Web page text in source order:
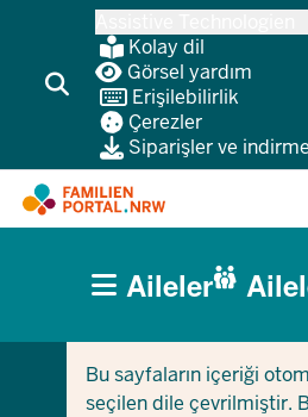
Kolay dil
Görsel yardım
Erişilebilirlik
Çerezler
Siparişler ve
CURRENT SECTION AILELER
CURRENT SECTION
HAUPTNAVIGATION
(BÜRGERBEREICH
Aileler
Bu sayfaların içeriği
seçilen dile çevrilmiştir.